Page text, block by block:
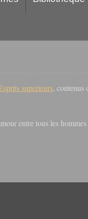
superieurs, contenus
entre tous les